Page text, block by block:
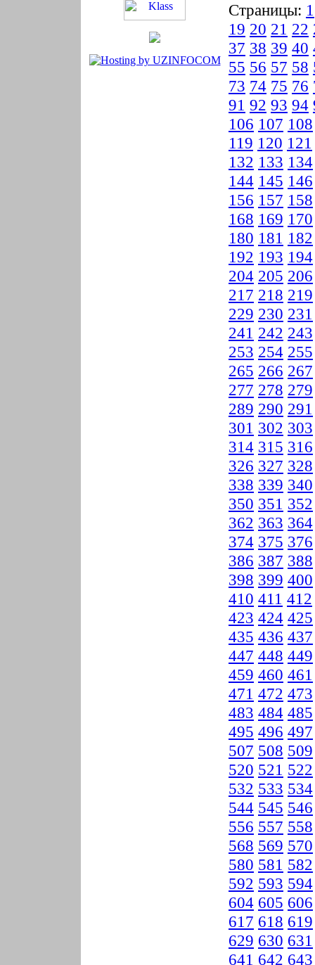
Страницы: 1
19 20 21 22
37 38 39 40
55 56 57 58
73 74 75 76
91 92 93 94
106 107 108
119 120 121
132 133 134
144 145 146
156 157 158
168 169 170
180 181 182
192 193 194
204 205 206
217 218 219
229 230 231
241 242 243
253 254 255
265 266 267
277 278 279
289 290 291
301 302 303
314 315 316
326 327 328
338 339 340
350 351 352
362 363 364
374 375 376
386 387 388
398 399 400
410 411 412
423 424 425
435 436 437
447 448 449
459 460 461
471 472 473
483 484 485
495 496 497
507 508 509
520 521 522
532 533 534
544 545 546
556 557 558
568 569 570
580 581 582
592 593 594
604 605 606
617 618 619
629 630 631
641 642 643